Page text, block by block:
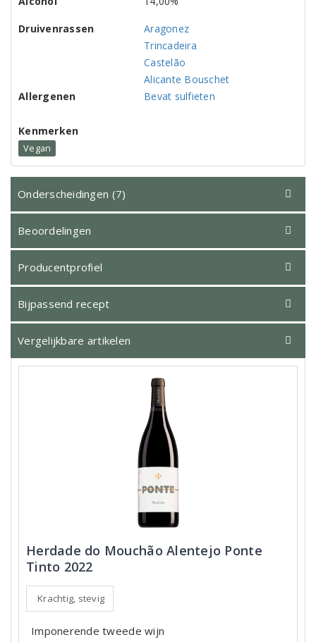
Druivenrassen
Aragonez
Trincadeira
Castelão
Alicante Bouschet
Allergenen
Bevat sulfieten
Kenmerken
Vegan
Onderscheidingen (7)
Beoordelingen
Producentprofiel
Bijpassend recept
Vergelijkbare artikelen
Herdade do Mouchão Alentejo Ponte
Tinto 2022
Krachtig, stevig
Imponerende tweede wijn